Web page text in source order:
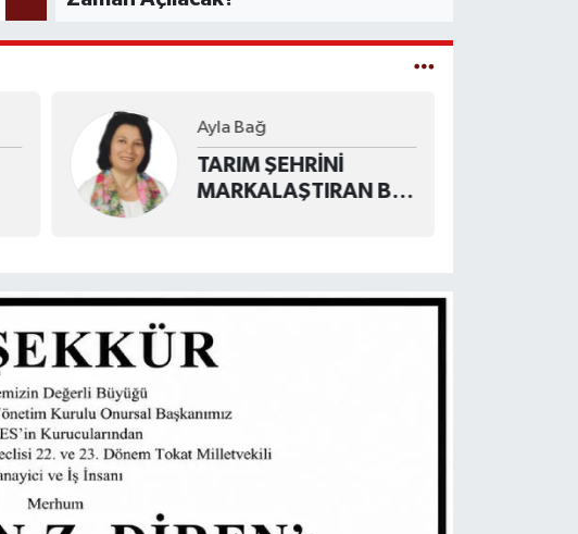
Ayla Bağ
TARIM ŞEHRİNİ
MARKALAŞTIRAN BİR